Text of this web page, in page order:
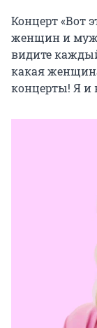
Концерт «Вот
женщин и
видите
какая
концерты! Я и